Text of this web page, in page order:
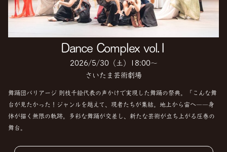
Dance Complex vol.1
2026/5/30（土）18:00〜
さいたま芸術劇場
舞踊団バリアージ 則枝千絵代表の声かけで実現した舞踊の祭典。「こんな舞
台が見たかった！ジャンルを越えて、現者たちが集結。地上から宙へ――身
体が描く無限の軌跡。多彩な舞踊が交差し、新たな芸術が立ち上がる圧巻の
舞台。